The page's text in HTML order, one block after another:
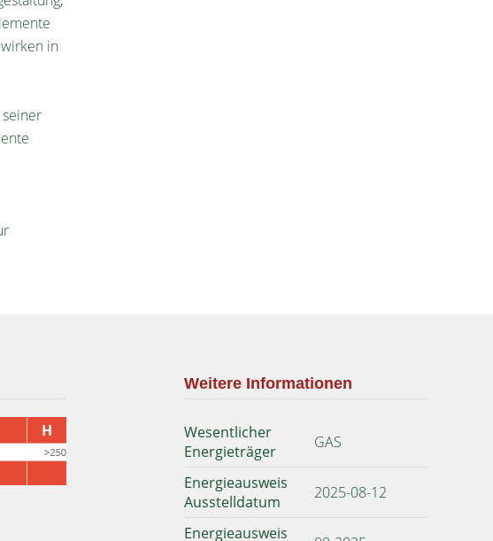
in
Weitere Informationen
Wesentlicher
Energieträger
GAS
Energieausweis
Ausstelldatum
2025-08-12
Energieausweis